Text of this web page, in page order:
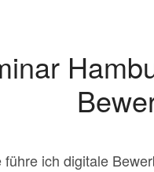
ich digitale